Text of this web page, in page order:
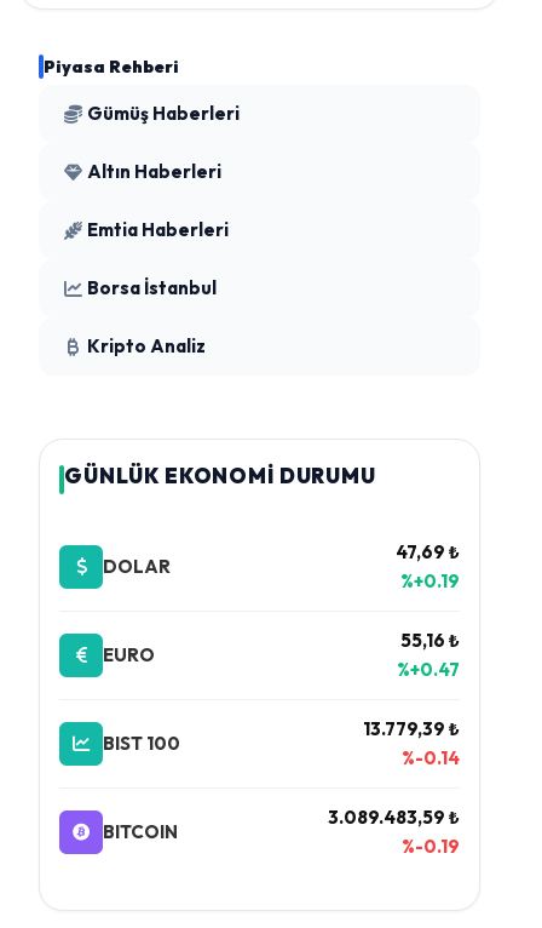
Piyasa Rehberi
Gümüş Haberleri
Altın Haberleri
Emtia Haberleri
Borsa İstanbul
Kripto Analiz
GÜNLÜK EKONOMİ DURUMU
DOLAR
47,69 ₺
%+0.19
EURO
55,16 ₺
%+0.47
BIST 100
13.779,39 ₺
%-0.14
BITCOIN
3.089.483,59 ₺
%-0.19